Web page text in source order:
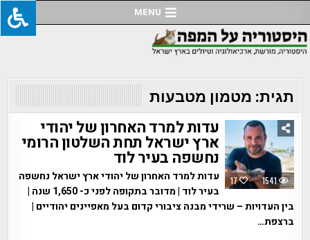
to
content
MENU
תגית: מטמון מטבעות
17 1541
עדות למרד האחרון של יהודי
ארץ ישראל תחת השלטון הרומי
נחשפה בעיר לוד
עדות למרד האחרון של יהודי ארץ ישראל נחשפה
בעיר לוד | מדובר בתקופה לפני כ- 1,650 שנה |
בין העדויות – שרידי מבנה ציבורי קדום בעל מאפיינים יהודיים |
ברצפת…